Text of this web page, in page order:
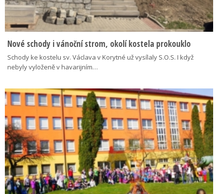
Nové schody i vánoční strom, okolí kostela prokouklo
Schody ke kostelu sv. Václava v Korytné už vysílaly S.O.S. I když
nebyly vyloženě v havarijním…